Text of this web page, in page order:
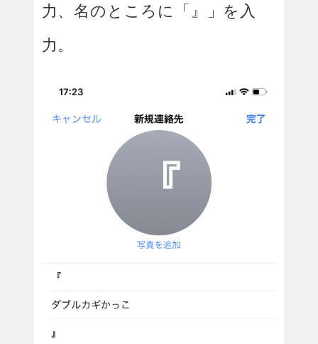
力、名のところに「』」を入
力。